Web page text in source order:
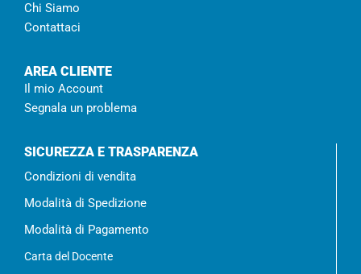
Chi Siamo
Contattaci
AREA CLIENTE
Il mio Account
Segnala un problema
SICUREZZA E TRASPARENZA
Condizioni di vendita
Modalità di Spedizione
Modalità di Pagamento
Carta del Docente